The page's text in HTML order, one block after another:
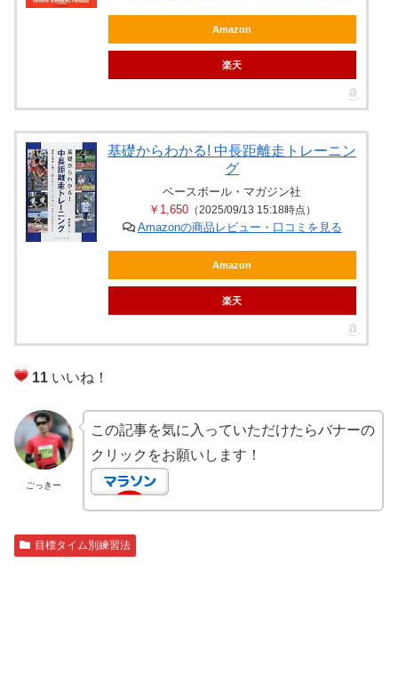
Amazon
楽天
基礎からわかる! 中長距離走トレーニン
グ
ベースボール・マガジン社
￥1,650（2025/09/13 15:18時点）
Amazonの商品レビュー・口コミを見る
Amazon
楽天
11 いいね！
ごっきー
この記事を気に入っていただけたらバナーの
クリックをお願いします！
目標タイム別練習法